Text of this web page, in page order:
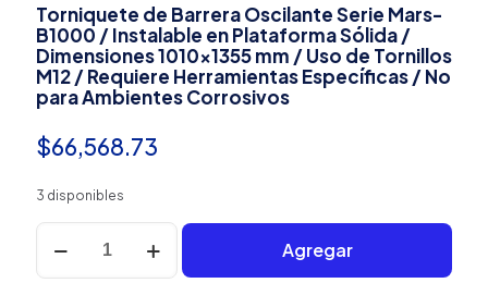
Torniquete de Barrera Oscilante Serie Mars-
B1000 / Instalable en Plataforma Sólida /
Dimensiones 1010×1355 mm / Uso de Tornillos
M12 / Requiere Herramientas Específicas / No
para Ambientes Corrosivos
$66,568.73
3 disponibles
Torniquete
Barrera
Agregar